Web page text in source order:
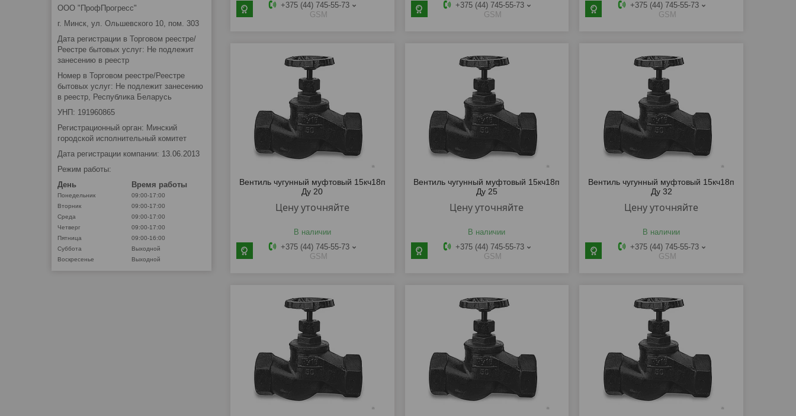
+375 (44) 745-55-73
GSM
+375 (44) 745-55-73
GSM
+375 (44) 745-55-73
GSM
Вентиль чугунный муфтовый 15кч18п
Ду 20
Цену уточняйте
В наличии
+375 (44) 745-55-73
GSM
Вентиль чугунный муфтовый 15кч18п
Ду 25
Цену уточняйте
В наличии
+375 (44) 745-55-73
GSM
Вентиль чугунный муфтовый 15кч18п
Ду 32
Цену уточняйте
В наличии
+375 (44) 745-55-73
GSM
ООО "ПрофПрогресс"
г. Минск, ул. Ольшевского 10, пом. 303
Дата регистрации в Торговом реестре/
Реестре бытовых услуг: Не подлежит
занесению в реестр
Номер в Торговом реестре/Реестре
бытовых услуг: Не подлежит занесению
в реестр, Республика Беларусь
УНП: 191960865
Регистрационный орган: Минский
городской исполнительный комитет
Дата регистрации компании: 13.06.2013
Режим работы:
День
Время работы
Понедельник
09:00-17:00
Вторник
09:00-17:00
Среда
09:00-17:00
Четверг
09:00-17:00
Пятница
09:00-16:00
Суббота
Выходной
Воскресенье
Выходной